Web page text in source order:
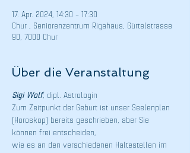
17. Apr. 2024, 14:30 – 17:30
Chur , Seniorenzentrum Rigahaus, Gürtelstrasse
90, 7000 Chur
Über die Veranstaltung
Sigi Wolf, dipl. Astrologin
Zum Zeitpunkt der Geburt ist unser Seelenplan
(Horoskop) bereits geschrieben, aber Sie
können frei entscheiden,
wie es an den verschiedenen Haltestellen im